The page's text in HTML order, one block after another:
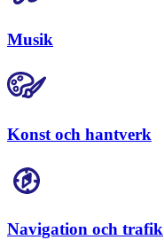
Musik
Konst och hantverk
Navigation och trafik